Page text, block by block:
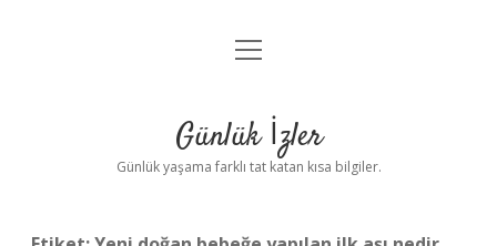
Anasayfa
Yasal Uyarı
menüyü
Günlük İzler
Günlük yaşama farklı tat katan kısa bilgiler.